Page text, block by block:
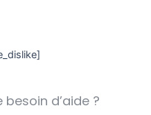
d’aide ?